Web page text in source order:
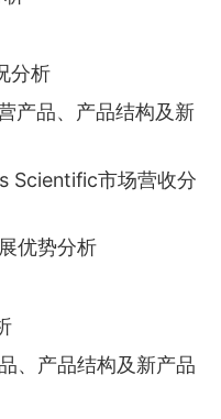
分析
产品、产品结构及新
Scientific市场营收分
优势分析
、产品结构及新产品